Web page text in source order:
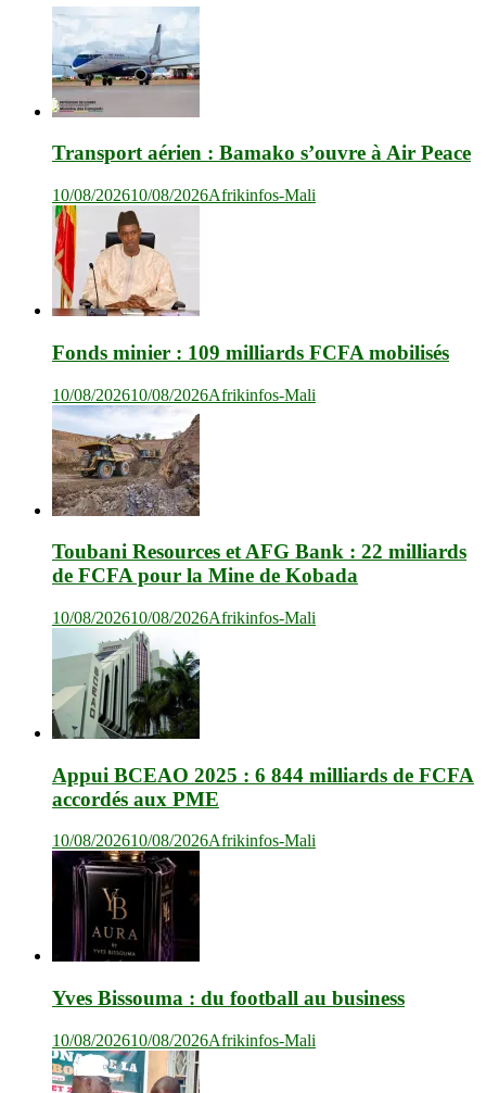
Transport aérien : Bamako s’ouvre à Air Peace
10/08/202610/08/2026Afrikinfos-Mali
Fonds minier : 109 milliards FCFA mobilisés
10/08/202610/08/2026Afrikinfos-Mali
Toubani Resources et AFG Bank : 22 milliards
de FCFA pour la Mine de Kobada
10/08/202610/08/2026Afrikinfos-Mali
Appui BCEAO 2025 : 6 844 milliards de FCFA
accordés aux PME
10/08/202610/08/2026Afrikinfos-Mali
Yves Bissouma : du football au business
10/08/202610/08/2026Afrikinfos-Mali